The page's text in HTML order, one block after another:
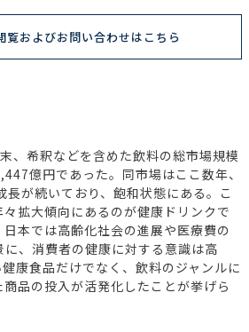
覧およびお問い合わせはこちら
、希釈などを含めた飲料の総市場規模
億円であった。同市場はここ数年、
長が続いており、飽和状態にある。こ
拡大傾向にあるのが健康ドリンクで
本では高齢化社会の進展や医療費の
、消費者の健康に対する意識は高
康食品だけでなく、飲料のジャンルに
品の投入が活発化したことが挙げら